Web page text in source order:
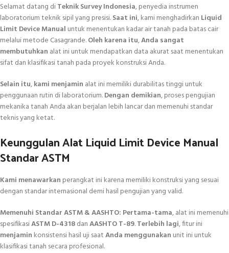
Selamat datang diTeknik Survey Indonesia, penyedia instrumen
laboratorium teknik sipil yang presisi.Saat ini, kami menghadirkan Liquid
Limit Device Manual untuk menentukan kadar air tanah pada batas cair
melalui metode Casagrande.Oleh karena itu,Anda sangat
membutuhkan alat ini untuk mendapatkan data akurat saat menentukan
sifat dan klasifikasi tanah pada proyek konstruksi Anda.
Selain itu,kami menjamin alat ini memiliki durabilitas tinggi untuk
penggunaan rutin di laboratorium.Dengan demikian, proses pengujian
mekanika tanah Anda akan berjalan lebih lancar dan memenuhi standar
teknis yang ketat.
Keunggulan Alat Liquid Limit Device Manual
Standar ASTM
Kami menawarkan perangkat ini karena memiliki konstruksi yang sesuai
dengan standar internasional demi hasil pengujian yang valid.
Memenuhi Standar ASTM & AASHTO: Pertama-tama, alat ini memenuhi
spesifikasiASTM D-4318danAASHTO T-89.Terlebih lagi, fitur ini
menjamin konsistensi hasil uji saatAnda menggunakan unit ini untuk
klasifikasi tanah secara profesional.